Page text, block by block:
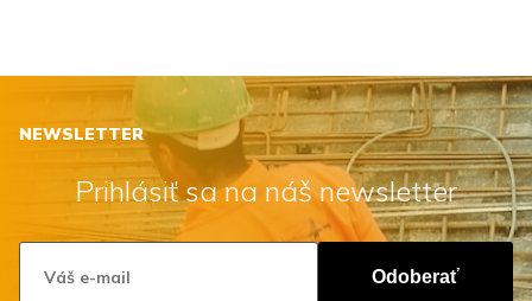
NEWSLETTER
Prihlásiť sa na náš newsletter
Odoberať